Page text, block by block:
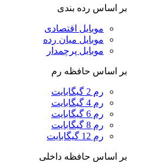
بر اساس رده بندی
موبایل اقتصادی
موبایل میان رده
موبایل پرچمدار
بر اساس حافظه رم
رم 2 گیگابایت
رم 4 گیگابایت
رم 6 گیگابایت
رم 8 گیگابایت
رم 12 گیگابایت
بر اساس حافظه داخلی